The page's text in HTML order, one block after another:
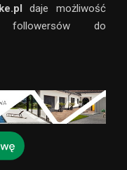
daje możliwość
followersów do